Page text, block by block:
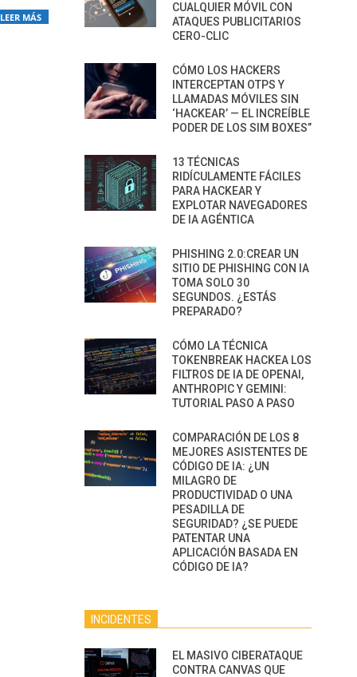
LEER MÁS
CUALQUIER MÓVIL CON
ATAQUES PUBLICITARIOS
CERO-CLIC
CÓMO LOS HACKERS
INTERCEPTAN OTPS Y
LLAMADAS MÓVILES SIN
‘HACKEAR’ — EL INCREÍBLE
PODER DE LOS SIM BOXES”
13 TÉCNICAS
RIDÍCULAMENTE FÁCILES
PARA HACKEAR Y
EXPLOTAR NAVEGADORES
DE IA AGÉNTICA
PHISHING 2.0:CREAR UN
SITIO DE PHISHING CON IA
TOMA SOLO 30
SEGUNDOS. ¿ESTÁS
PREPARADO?
CÓMO LA TÉCNICA
TOKENBREAK HACKEA LOS
FILTROS DE IA DE OPENAI,
ANTHROPIC Y GEMINI:
TUTORIAL PASO A PASO
COMPARACIÓN DE LOS 8
MEJORES ASISTENTES DE
CÓDIGO DE IA: ¿UN
MILAGRO DE
PRODUCTIVIDAD O UNA
PESADILLA DE
SEGURIDAD? ¿SE PUEDE
PATENTAR UNA
APLICACIÓN BASADA EN
CÓDIGO DE IA?
INCIDENTES
EL MASIVO CIBERATAQUE
CONTRA CANVAS QUE